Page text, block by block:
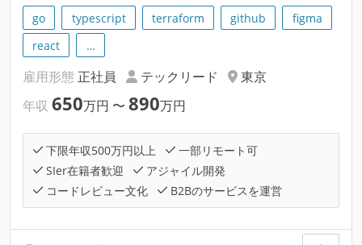
go typescript terraform github
figma
react
…
雇用形態 正社員 テックリード
東京
年収 650万円 〜 890万円
下限年収500万円以上
一部リモート可
SIer在籍者歓迎
アジャイル開発
コードレビュー文化
B2Bのサービスを運営